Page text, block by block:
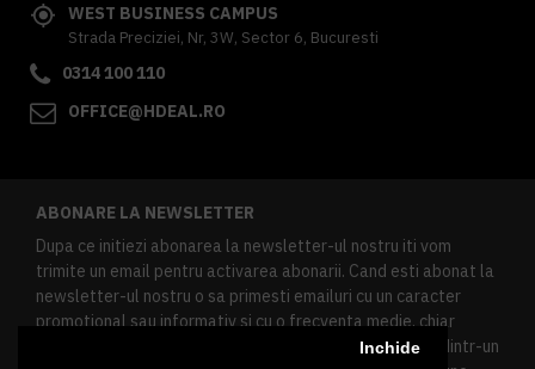
Inchide
WEST BUSINESS CAMPUS
Strada Preciziei, Nr, 3W, Sector 6, Bucuresti
0314 100 110
OFFICE@HDEAL.RO
ABONARE LA NEWSLETTER
Dupa ce initiezi abonarea la newsletter-ul nostru iti vom
trimite un email pentru activarea abonarii. Cand esti abonat la
newsletter-ul nostru o sa primesti emailuri cu un caracter
promotional sau informativ si cu o frecventa medie, chiar
redusa. Daca doresti sa te dezabonezi poti urma linkul dintr-un